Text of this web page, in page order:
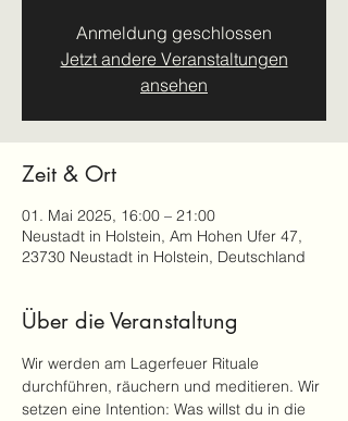
Anmeldung geschlossen
Jetzt andere Veranstaltungen
ansehen
Zeit & Ort
01. Mai 2025, 16:00 – 21:00
Neustadt in Holstein, Am Hohen Ufer 47,
23730 Neustadt in Holstein, Deutschland
Über die Veranstaltung
Wir werden am Lagerfeuer Rituale
durchführen, räuchern und meditieren. Wir
setzen eine Intention: Was willst du in die